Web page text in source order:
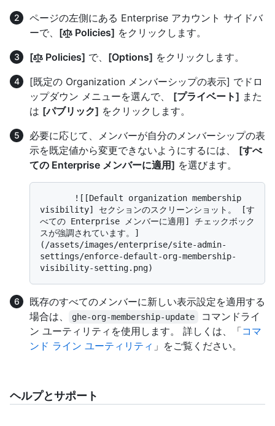
ページの左側にある Enterprise アカウント サイドバ
ーで、 [ Policies] をクリックします。
[
Policies] で、 [Options] をクリックします。
[既定の Organization メンバーシップの表示] でドロ
ップダウン メニューを選んで、 [プライベート] また
は [パブリック] をクリックします。
必要に応じて、メンバーが自分のメンバーシップの表
示を既定値から変更できないようにするには、 [すべ
ての Enterprise メンバーに適用] を選びます。
visibility] セクションのスクリーンショット。 [す
べての Enterprise メンバーに適用] チェックボック
スが強調されています。]
(/assets/images/enterprise/site-admin-
settings/enforce-default-org-membership-
既存のすべてのメンバーに新しい表示設定を適用する
場合は、
ghe-org-membership-update
コマンドライ
ン ユーティリティを使用します。 詳しくは、「コマ
ンド ライン ユーティリティ 」をご覧ください。
ヘルプとサポート